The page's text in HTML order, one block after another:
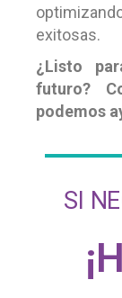
exitosas.
¿Listo
futuro?
podemos
SI